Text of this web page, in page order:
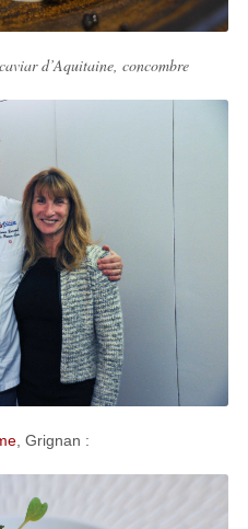
d’Aquitaine, concombre
, Grignan :